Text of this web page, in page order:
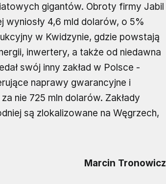
gigantów. Obroty firmy Jabil
wyniosły 4,6 mld dolarów, o 5%
w Kwidzynie, gdzie powstają
inwertery, a także od niedawna
swój inny zakład w Polsce -
naprawy gwarancyjne i
nie 725 mln dolarów. Zakłady
są zlokalizowane na Węgrzech,
Marcin Tronowicz